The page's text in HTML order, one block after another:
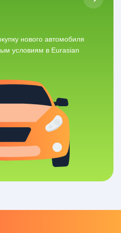
нового автомобиля
условиям в Eurasian